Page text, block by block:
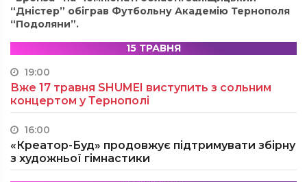
“Дністер” обіграв Футбольну Академію Тернополя
“Подоляни”.
15 ТРАВНЯ
19:00
Вже 17 травня SHUMEI виступить з сольним
концертом у Тернополі
16:00
«Креатор-Буд» продовжує підтримувати збірну
з художньої гімнастики